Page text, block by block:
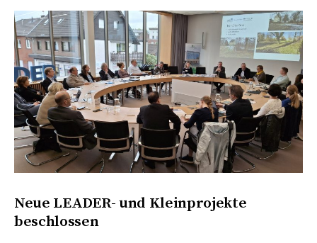
Neue LEADER- und Kleinprojekte
beschlossen